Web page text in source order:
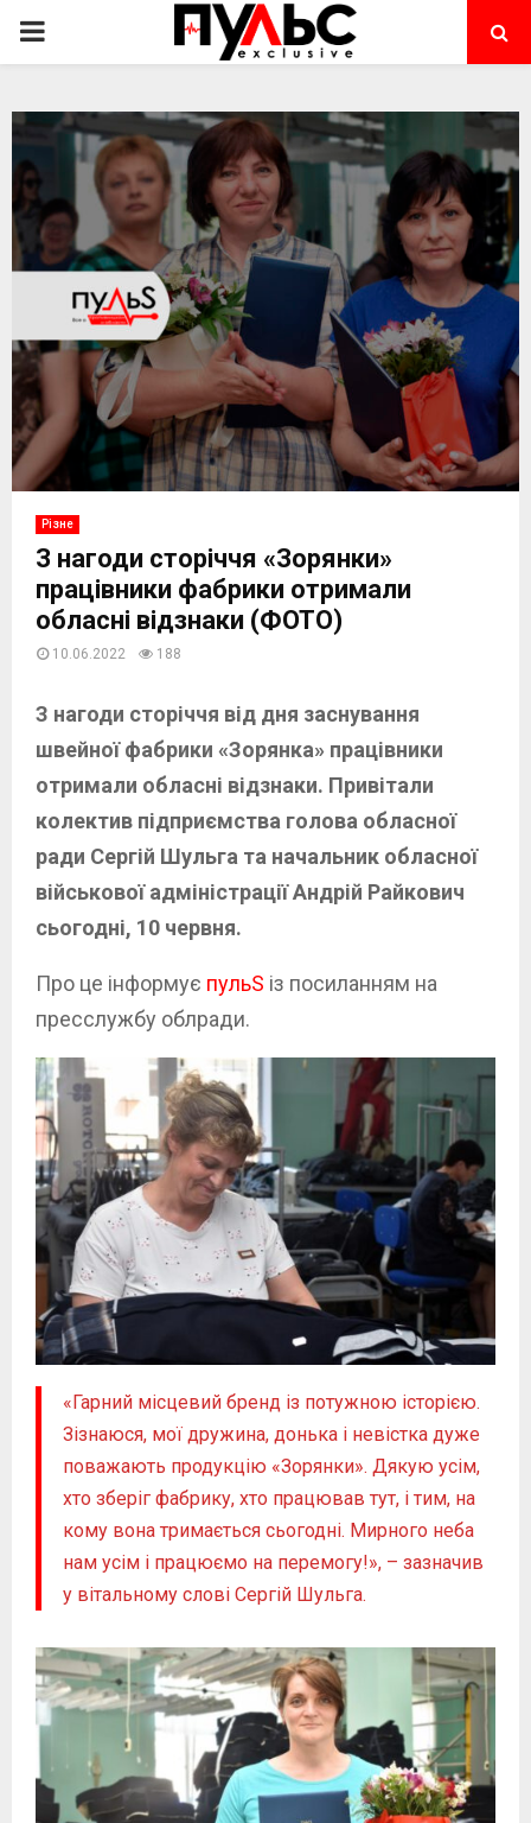
PRIMARY
Різне
З нагоди сторіччя «Зорянки»
працівники фабрики отримали
обласні відзнаки (ФОТО)
10.06.2022 188
З нагоди сторіччя від дня заснування
швейної фабрики «Зорянка» працівники
отримали обласні відзнаки. Привітали
колектив підприємства голова обласної
ради Сергій Шульга та начальник обласної
військової адміністрації Андрій Райкович
сьогодні, 10 червня.
Про це інформує пульS із посиланням на
пресслужбу облради.
«Гарний місцевий бренд із потужною історією.
Зізнаюся, мої дружина, донька і невістка дуже
поважають продукцію «Зорянки». Дякую усім,
хто зберіг фабрику, хто працював тут, і тим, на
кому вона тримається сьогодні. Мирного неба
нам усім і працюємо на перемогу!», – зазначив
у вітальному слові Сергій Шульга.